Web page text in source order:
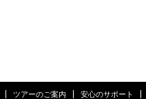
ツアーのご案内 安心のサポート